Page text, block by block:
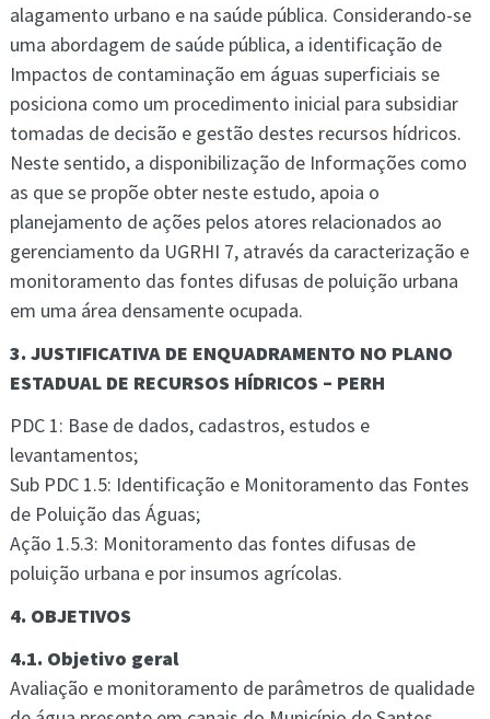
alagamento urbano e na saúde pública. Considerando-se
uma abordagem de saúde pública, a identificação de
Impactos de contaminação em águas superficiais se
posiciona como um procedimento inicial para subsidiar
tomadas de decisão e gestão destes recursos hídricos.
Neste sentido, a disponibilização de Informações como
as que se propõe obter neste estudo, apoia o
planejamento de ações pelos atores relacionados ao
gerenciamento da UGRHI 7, através da caracterização e
monitoramento das fontes difusas de poluição urbana
em uma área densamente ocupada.
3. JUSTIFICATIVA DE ENQUADRAMENTO NO PLANO
ESTADUAL DE RECURSOS HÍDRICOS – PERH
PDC 1: Base de dados, cadastros, estudos e
levantamentos;
Sub PDC 1.5: Identificação e Monitoramento das Fontes
de Poluição das Águas;
Ação 1.5.3: Monitoramento das fontes difusas de
poluição urbana e por insumos agrícolas.
4. OBJETIVOS
4.1. Objetivo geral
Avaliação e monitoramento de parâmetros de qualidade